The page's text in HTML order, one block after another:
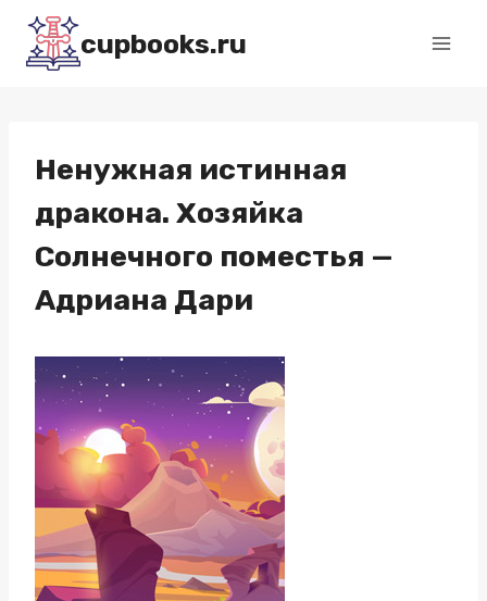
Перейти
содержимому
cupbooks.ru
Ненужная истинная
дракона. Хозяйка
Солнечного поместья —
Адриана Дари